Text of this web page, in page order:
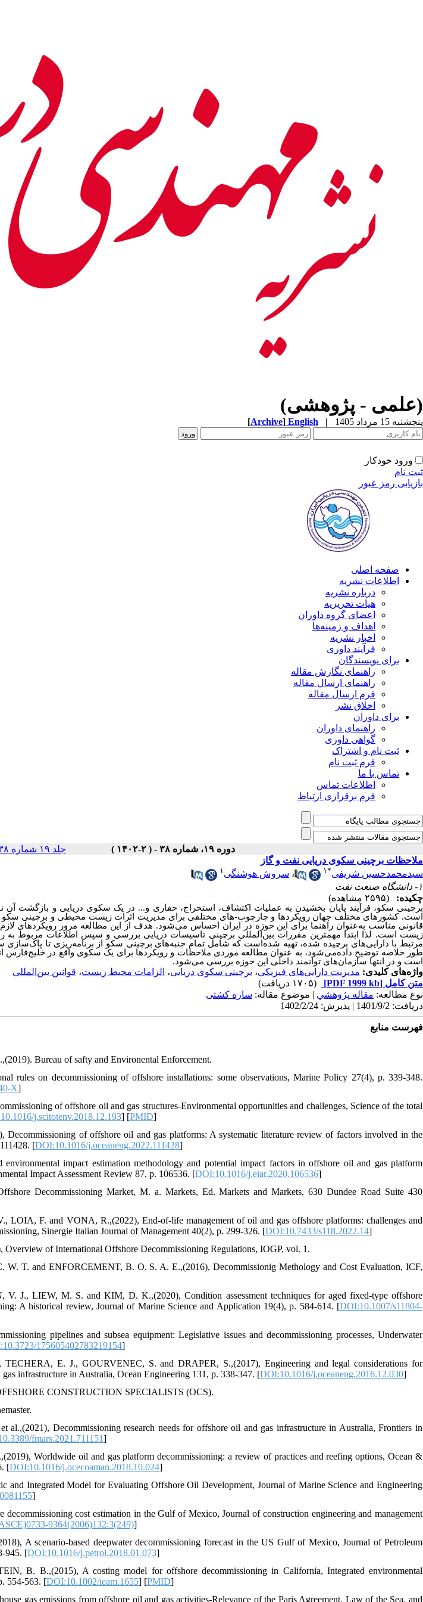
(علمی - پژوهشی)
پنجشنبه 15 مرداد 1405 |
English
[Archive]
ورود خودکار
ثبت نام
بازیابی رمز عبور
صفحه اصلی
اطلاعات نشریه
درباره نشریه
هیات تحریریه
اعضای گروه داوران
اهداف و زمینه‌ها
اخبار نشریه
فرآیند داوری
برای نویسندگان
راهنمای نگارش مقاله
راهنمای ارسال مقاله
فرم ارسال مقاله
اخلاق نشر
برای داوران
راهنمای داوران
گواهی داوری
ثبت نام و اشتراک
فرم ثبت نام
تماس با ما
اطلاعات تماس
فرم برقراری ارتباط
دوره ۱۹، شماره ۳۸ - ( ۲-۱۴۰۲ ) جلد ۱۹ شماره ۳۸ صفحات ۱۵۴-۱۳۷
ملاحظات برچینی سکوی دریایی نفت و گاز
سیدمحمدحسین شریفی*۱ ، سروش هوشنگی ۱
۱- دانشگاه صنعت نفت
چکیده:
(۲۵۹۵ مشاهده)
برچینی سکو، فرآیند پایان بخشیدن به عملیات اکتشاف، استخراج، حفاری و... در یک سکوی دریایی و بازگشت
است. کشورهای مختلف جهان رویکردها و چارچوب-های مختلفی برای مدیریت اثرات زیست‌ محیطی و برچینی سکو
قانونی مناسب به‌عنوان راهنما برای این حوزه در ایران احساس می‌شود. هدف از این مطالعه مرور رویکر‌دهای
‌زیست است. لذا ابتدا مهمترین مقررات بین‌المللی برچینی تاسیسات دریایی بررسی و سپس اطلاعات مربوط به
مرتبط با دارایی‌های برچیده شده، تهیه شده‌است که شامل تمام جنبه‌های برچینی سکو از برنامه‌ریزی تا
طور خلاصه توضیح داده‌می‌شود، به عنوان مطالعه موردی ملاحظات و رویکردها برای یک سکوی واقع در خلیج‌فارس
است و در انتها سازما‌ن‌های توانمند داخلی این حوزه بررسی می‌شود.
واژه‌های کلیدی: مدیریت دارایی‌های فیزیکی، برچینی سکوی دریایی، الزامات محیط زیست، قوانین بین‌المللی
متن کامل [PDF 1999 kb]
(۱۷۰۵ دریافت)
نوع مطالعه: مقاله پژوهشي | موضوع مقاله: سازه کشتی
دریافت: 1401/9/2 | پذیرش: 1402/2/24
فهرست منابع
Bureau of safty and Environental Enforcement.
rules on decommissioning of offshore installations: some observations, Marine Policy 27(4), p. 339-348.
X]
of offshore oil and gas structures-Environmental opportunities and challenges, Science of the total
j.scitotenv.2018.12.193] [PMID]
of offshore oil and gas platforms: A systematic literature review of factors involved in the
[DOI:10.1016/j.oceaneng.2022.111428]
impact estimation methodology and potential impact factors in offshore oil and gas platform
Impact Assessment Review 87, p. 106536. [DOI:10.1016/j.eiar.2020.106536]
Decommissioning Market, M. a. Markets, Ed. Markets and Markets, 630 Dundee Road Suite 430
F. and VONA, R.,(2022), End-of-life management of oil and gas offshore platforms: challenges and
Sinergie Italian Journal of Management 40(2), p. 299-326. [DOI:10.7433/s118.2022.14]
of International Offshore Decommissioning Regulations, IOGP, vol. 1.
T. and ENFORCEMENT, B. O. S. A. E.,(2016), Decommissionig Methology and Cost Evaluation, ICF,
J., LIEW, M. S. and KIM, D. K.,(2020), Condition assessment techniques for aged fixed-type offshore
A historical review, Journal of Marine Science and Application 19(4), p. 584-614. [DOI:10.1007/s11804-
pipelines and subsea equipment: Legislative issues and decommissioning processes, Underwater
175605402783219154]
E. J., GOURVENEC, S. and DRAPER, S.,(2017), Engineering and legal considerations for
infrastructure in Australia, Ocean Engineering 131, p. 338-347. [DOI:10.1016/j.oceaneng.2016.12.030]
CONSTRUCTION SPECIALISTS (OCS).
Decommissioning research needs for offshore oil and gas infrastructure in Australia, Frontiers in
fmars.2021.711151]
Worldwide oil and gas platform decommissioning: a review of practices and reefing options, Ocean &
[DOI:10.1016/j.ocecoaman.2018.10.024]
and Integrated Model for Evaluating Offshore Oil Development, Journal of Marine Science and Engineering
]
cost estimation in the Gulf of Mexico, Journal of construction engineering and management
9364(2006)132:3(249)]
A scenario-based deepwater decommissioning forecast in the US Gulf of Mexico, Journal of Petroleum
945. [DOI:10.1016/j.petrol.2018.01.073]
B. B.,(2015), A costing model for offshore decommissioning in California, Integrated environmental
554-563. [DOI:10.1002/ieam.1655] [PMID]
gas emissions from offshore oil and gas activities-Relevance of the Paris Agreement, Law of the Sea, and